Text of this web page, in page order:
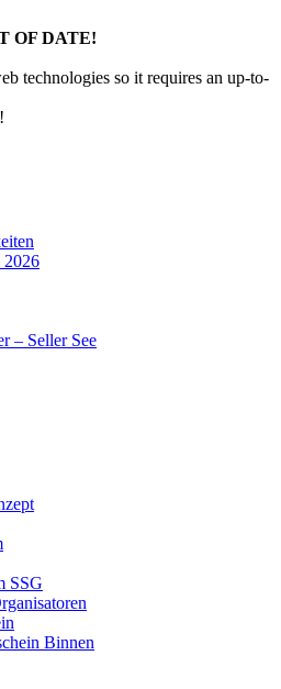
OF DATE!
technologies so it requires an up-to-
!
2026
– Seller See
SSG
Binnen